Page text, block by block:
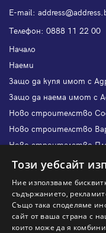
Е-mail:
Телефон: 0888 11 22 00
Начало
Наеми
Защо да купя имот с
Защо да наема имот с
Ново строителство
Ново строителство
Ново строителство
Ново строителство
Защо да отдам имот с
Наши офиси
Кариери
Този уебсайт
Ние използваме
съдържанието,
Също така споделяме
сайт от ваша страна с
които може да я